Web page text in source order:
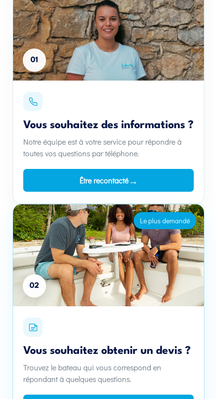
01
Vous souhaitez des informations ?
Notre équipe est à votre service pour répondre à
toutes vos questions par téléphone.
Être recontacté→
02
Le plus demandé
Vous souhaitez obtenir un devis ?
Trouvez le bateau qui vous correspond en
répondant à quelques questions.